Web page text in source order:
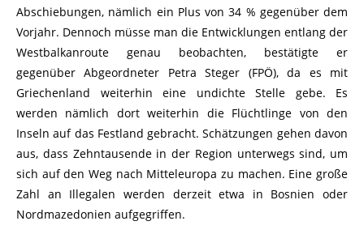
Abschiebungen, nämlich ein Plus von 34 % gegenüber dem
Vorjahr. Dennoch müsse man die Entwicklungen entlang der
Westbalkanroute genau beobachten, bestätigte er
gegenüber Abgeordneter Petra Steger (FPÖ), da es mit
Griechenland weiterhin eine undichte Stelle gebe. Es
werden nämlich dort weiterhin die Flüchtlinge von den
Inseln auf das Festland gebracht. Schätzungen gehen davon
aus, dass Zehntausende in der Region unterwegs sind, um
sich auf den Weg nach Mitteleuropa zu machen. Eine große
Zahl an Illegalen werden derzeit etwa in Bosnien oder
Nordmazedonien aufgegriffen.